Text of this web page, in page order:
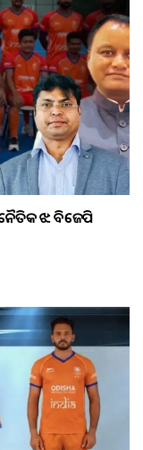
ଝଡ଼: ବିଜେପି